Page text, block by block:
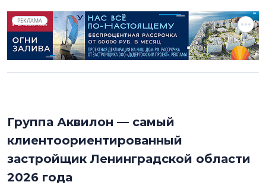
РЕКЛАМА
Группа Аквилон — самый
клиентоориентированный
застройщик Ленинградской области
2026 года